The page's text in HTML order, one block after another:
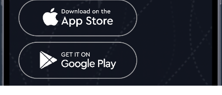
კითხვები
კონტაქტი
საქართველო: თბილისი
ტელ: 032 2 04 00 50
ელ. ფოსტა:
info@mobinex.ge
სოციალური ქსელი